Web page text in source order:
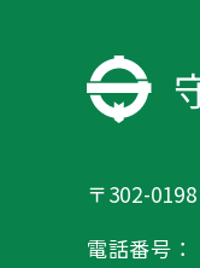
〒302-
電話番号：